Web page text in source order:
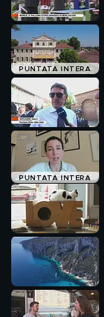
PUNTATA INTERA
PUNTATA INTERA